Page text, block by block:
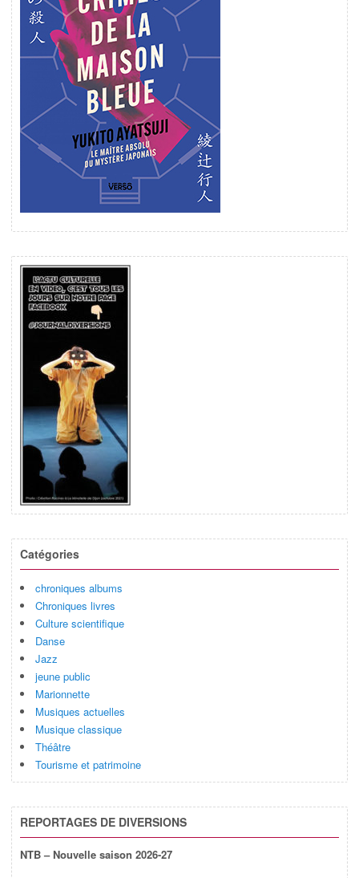
Catégories
chroniques albums
Chroniques livres
Culture scientifique
Danse
Jazz
jeune public
Marionnette
Musiques actuelles
Musique classique
Théâtre
Tourisme et patrimoine
REPORTAGES DE DIVERSIONS
NTB – Nouvelle saison 2026-27